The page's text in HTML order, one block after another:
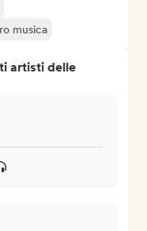
musica
artisti delle